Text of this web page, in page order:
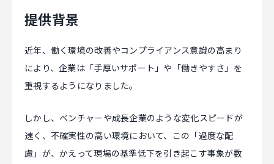
提供背景
近年、働く環境の改善やコンプライアンス意識の高まり
により、企業は「手厚いサポート」や「働きやすさ」を
重視するようになりました。
しかし、ベンチャーや成長企業のような変化スピードが
速く、不確実性の高い環境において、この「過度な配
慮」が、かえって現場の基準低下を引き起こす事象が数